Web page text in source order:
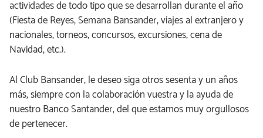
actividades de todo tipo que se desarrollan durante el año
(Fiesta de Reyes, Semana Bansander, viajes al extranjero y
nacionales, torneos, concursos, excursiones, cena de
Navidad, etc.).
Al Club Bansander, le deseo siga otros sesenta y un años
más, siempre con la colaboración vuestra y la ayuda de
nuestro Banco Santander, del que estamos muy orgullosos
de pertenecer.